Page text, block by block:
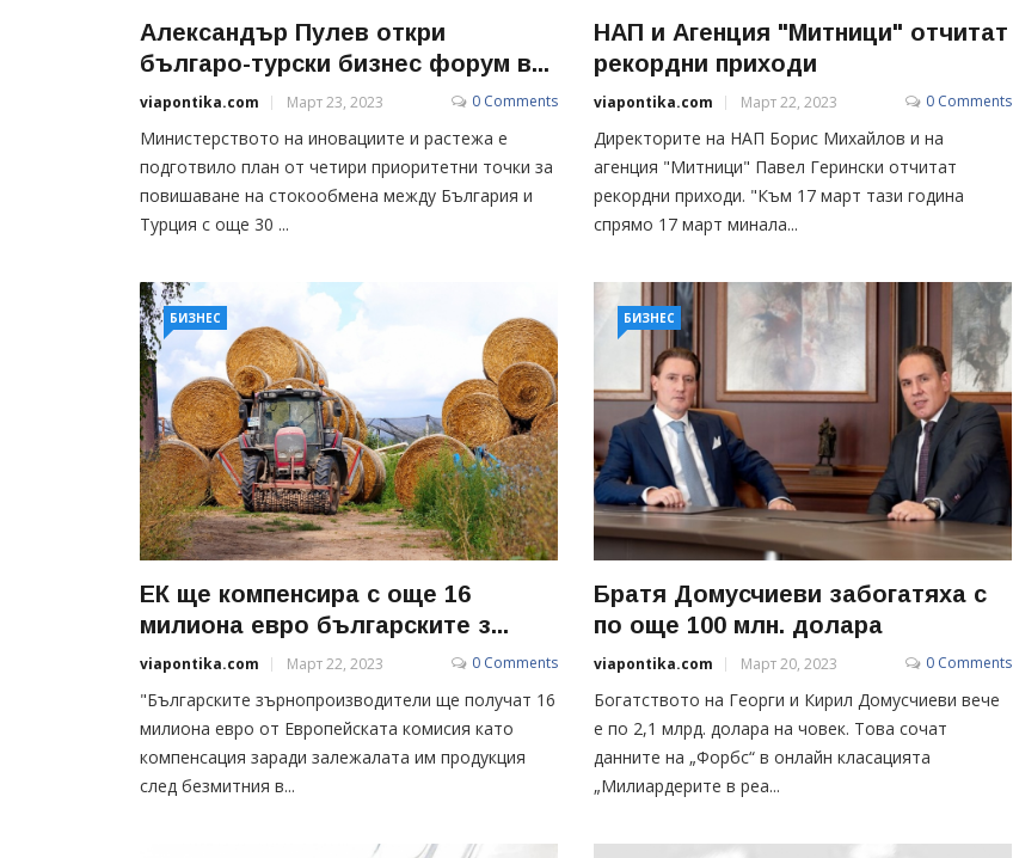
Александър Пулев откри
българо-турски бизнес форум в...
viapontika.com Март 23, 2023 0 Comments
Министерството на иновациите и растежа е
подготвило план от четири приоритетни точки за
повишаване на стокообмена между България и
Турция с още 30 ...
НАП и Агенция "Митници" отчитат
рекордни приходи
viapontika.com Март 22, 2023 0 Comments
Директорите на НАП Борис Михайлов и на
агенция "Митници" Павел Герински отчитат
рекордни приходи. "Към 17 март тази година
спрямо 17 март минала...
БИЗНЕС
ЕК ще компенсира с още 16
милиона евро българските з...
viapontika.com Март 22, 2023 0 Comments
"Българските зърнопроизводители ще получат 16
милиона евро от Европейската комисия като
компенсация заради залежалата им продукция
след безмитния в...
БИЗНЕС
Братя Домусчиеви забогатяха с
по още 100 млн. долара
viapontika.com Март 20, 2023 0 Comments
Богатството на Георги и Кирил Домусчиеви вече
е по 2,1 млрд. долара на човек. Това сочат
данните на „Форбс“ в онлайн класацията
„Милиардерите в реа...